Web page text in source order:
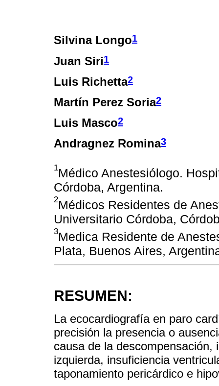
Silvina Longo1
Juan Siri1
Luis Richetta2
Martín Perez Soria2
Luis Masco2
Andragnez Romina3
1Médico Anestesiólogo.
Córdoba, Argentina.
2Médicos Residentes de
Universitario Córdoba,
3Medica Residente de
Plata, Buenos Aires,
RESUMEN:
La ecocardiografía en paro
precisión la presencia o
causa de la descompensación,
izquierda, insuficiencia
taponamiento pericárdico e